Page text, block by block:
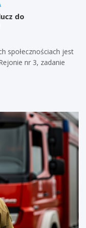
do
społecznościach jest
nr 3, zadanie